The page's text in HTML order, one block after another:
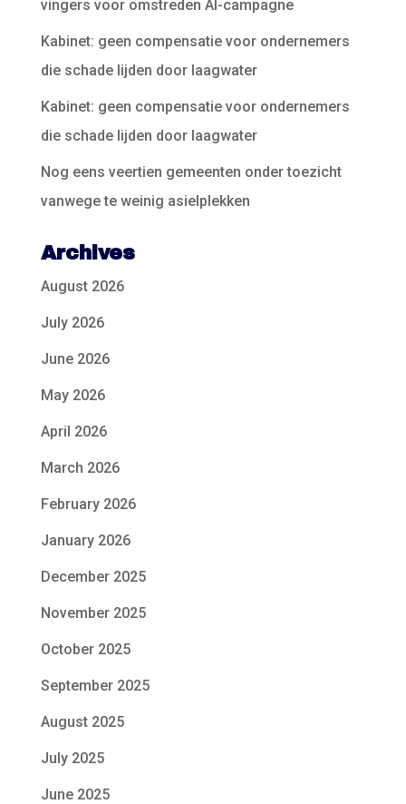
vingers voor omstreden AI-campagne
Kabinet: geen compensatie voor ondernemers
die schade lijden door laagwater
Kabinet: geen compensatie voor ondernemers
die schade lijden door laagwater
Nog eens veertien gemeenten onder toezicht
vanwege te weinig asielplekken
Archives
August 2026
July 2026
June 2026
May 2026
April 2026
March 2026
February 2026
January 2026
December 2025
November 2025
October 2025
September 2025
August 2025
July 2025
June 2025